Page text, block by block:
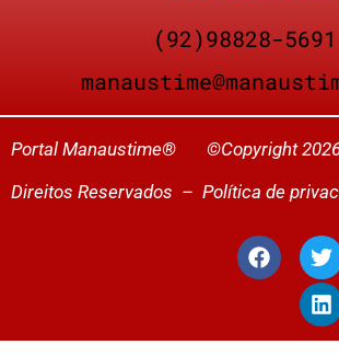
(92)98828-5691
Portal Manaustime® ©Copyright 2026
Direitos Reservados – Política de